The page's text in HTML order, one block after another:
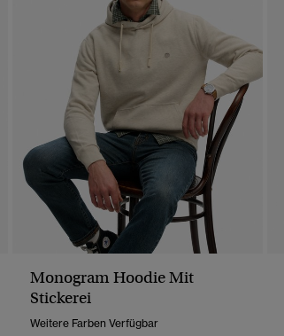
Monogram Hoodie Mit
Stickerei
Weitere Farben Verfügbar